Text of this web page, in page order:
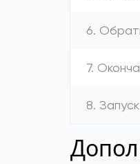
6.
7.
8.